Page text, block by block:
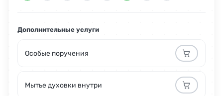
Дополнительные услуги
Особые поручения
Мытье духовки внутри